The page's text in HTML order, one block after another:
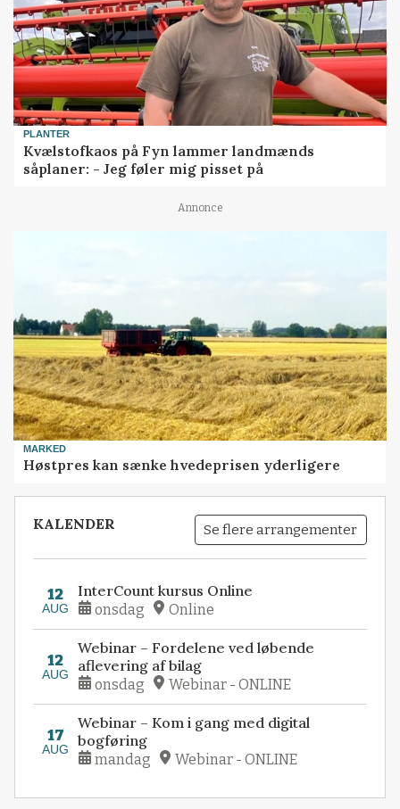
PLANTER
Kvælstofkaos på Fyn lammer landmænds
såplaner: - Jeg føler mig pisset på
Annonce
MARKED
Høstpres kan sænke hvedeprisen yderligere
KALENDER Se flere arrangementer
12
AUG
InterCount kursus Online
onsdag Online
12
AUG
Webinar – Fordelene ved løbende
aflevering af bilag
onsdag Webinar - ONLINE
17
AUG
Webinar – Kom i gang med digital
bogføring
mandag Webinar - ONLINE